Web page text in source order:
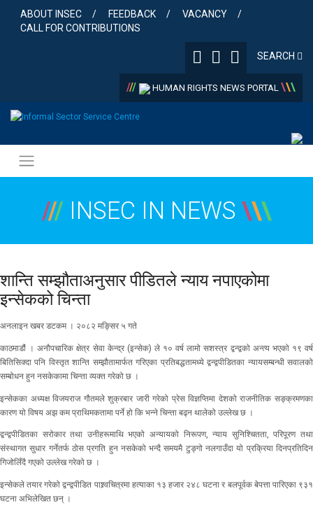
content
ABOUT INSEC FEEDBACK
VACANCY
CALL FOR CONTRIBUTIONS
SEARCH
/// HUMAN RIGHTS NEWS PORTAL \\\
/// INSEC IN NEWS \\\
शान्ति सम्झौताअनुसार पीडितले न्याय नपाएकोमा
इन्सेकको चिन्ता
अनलाइन खबर डटकम । २०८२ मङ्सिर ५ गते
काठमाडौं । अनौपचारिक क्षेत्र सेवा केन्द्र (इन्सेक) ले १० वर्ष लामो सशस्त्र द्वन्द्वको अन्त्य भएको १९ वर्ष
बितिसिक्दा पनि विस्तृत शान्ति सम्झौतामार्फत गरिएका प्रतिबद्धतामध्ये द्वन्द्वपीडितका न्यायसम्बन्धी सवालको
सम्बोधन हुन नसकेकामा चिन्ता व्यक्त गरेको छ ।
इन्सेकका अध्यक्ष विजयराज गौतमले शुक्रबार जारी गरेको प्रेस विज्ञप्तिमा देशको राजनीतिक सङ्क्रमणका
कारण यो विषय अझ कम प्राथिमकतामा पर्ने हो कि भन्ने चिन्ता बढ्न थालेको उल्लेख छ ।
द्वन्द्वपीडितका सरोकार तथा उनीहरूमाथि भएको अन्यायको निरूपण, न्याय सुनिश्चितता, परिपूरण तथा
संस्थागत सुधार गर्नेतर्फ ठोस प्रगति हुन नसकेको भन्दै समयमै टुङ्गो नलगाउँदा यो प्रक्रिया दिनप्रतिदिन
गिजोलिँदै गएको उल्लेख गरेको छ ।
इन्सेकले तयार गरेको द्वन्द्वपीडित पाश्र्वचित्रमा हत्याका १३ हजार २४८ घटना र बलपूर्वक बेपत्ता पारिएका ९३१
घटना अभिलेखित छन् ।